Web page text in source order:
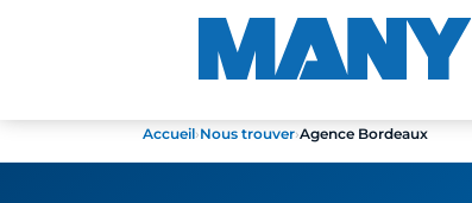
Accueil ›Nous trouver›Agence Bordeaux